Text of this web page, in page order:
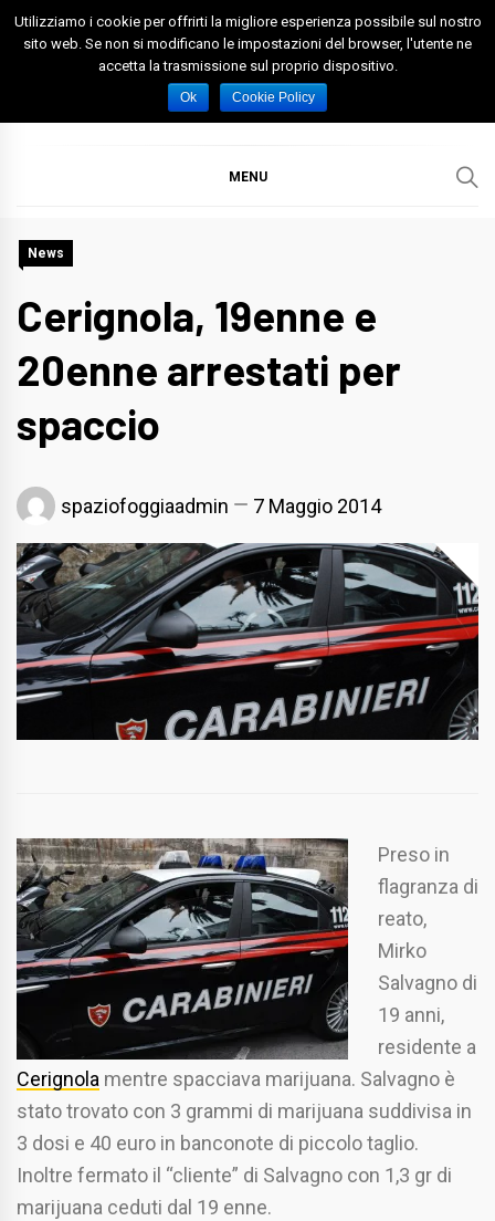
Skip
Spazio Foggia
Foggia News Calcio Eventi e Attività nella Capitanata
MENU
News
Cerignola, 19enne e
20enne arrestati per
spaccio
spaziofoggiaadmin 7 Maggio 2014
Preso in
flagranza di
reato,
Mirko
Salvagno di
19 anni,
residente a
Cerignola mentre spacciava marijuana. Salvagno è
stato trovato con 3 grammi di marijuana suddivisa in
3 dosi e 40 euro in banconote di piccolo taglio.
Inoltre fermato il “cliente” di Salvagno con 1,3 gr di
marijuana ceduti dal 19 enne.
Utilizziamo i cookie per offrirti la migliore esperienza possibile sul nostro
sito web. Se non si modificano le impostazioni del browser, l'utente ne
accetta la trasmissione sul proprio dispositivo.
Ok Cookie Policy